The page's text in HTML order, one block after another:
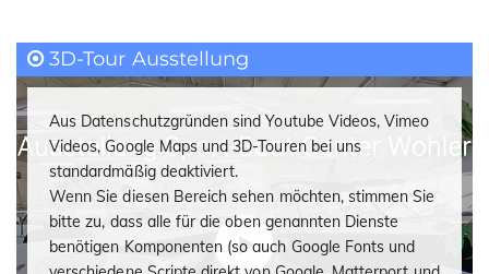
n
3D-Tour Ausstellung
Aus Datenschutzgründen sind Youtube Videos, Vimeo
Videos, Google Maps und 3D-Touren bei uns
standardmäßig deaktiviert.
Wenn Sie diesen Bereich sehen möchten, stimmen Sie
bitte zu, dass alle für die oben genannten Dienste
benötigen Komponenten (so auch Google Fonts und